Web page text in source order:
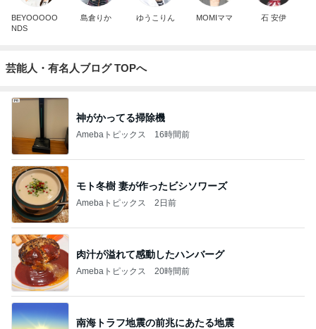
BEYOOOOO
NDS
島倉りか ゆうこりん MOMIママ 石 安伊
芸能人・有名人ブログ TOPへ
神がかってる掃除機
Amebaトピックス 16時間前
モト冬樹 妻が作ったビシソワーズ
Amebaトピックス 2日前
肉汁が溢れて感動したハンバーグ
Amebaトピックス 20時間前
南海トラフ地震の前兆にあたる地震